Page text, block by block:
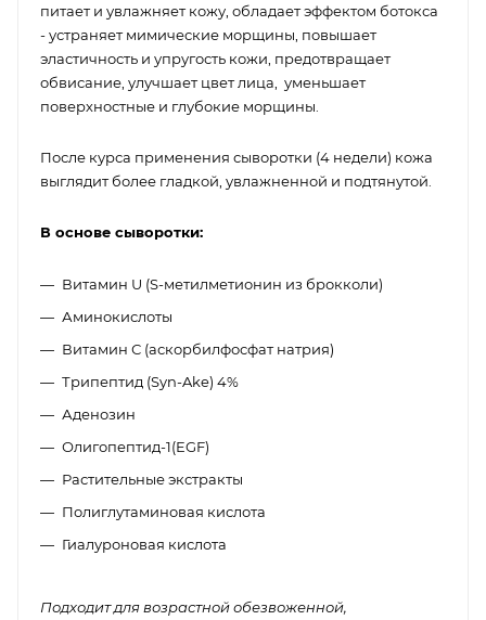
питает и увлажняет кожу, обладает эффектом ботокса
- устраняет мимические морщины, повышает
эластичность и упругость кожи, предотвращает
обвисание, улучшает цвет лица, уменьшает
поверхностные и глубокие морщины.
После курса применения сыворотки (4 недели) кожа
выглядит более гладкой, увлажненной и подтянутой.
В основе сыворотки:
Витамин U (S-метилметионин из брокколи)
Аминокислоты
Витамин С (аскорбилфосфат натрия)
Трипептид (Syn-Ake) 4%
Аденозин
Олигопептид-1(EGF)
Растительные экстракты
Полиглутаминовая кислота
Гиалуроновая кислота
Подходит для возрастной обезвоженной,